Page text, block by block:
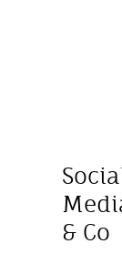
& Co